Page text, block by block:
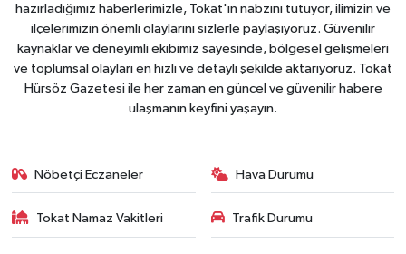
hazırladığımız haberlerimizle, Tokat'ın nabzını tutuyor, ilimizin ve
ilçelerimizin önemli olaylarını sizlerle paylaşıyoruz. Güvenilir
kaynaklar ve deneyimli ekibimiz sayesinde, bölgesel gelişmeleri
ve toplumsal olayları en hızlı ve detaylı şekilde aktarıyoruz. Tokat
Hürsöz Gazetesi ile her zaman en güncel ve güvenilir habere
ulaşmanın keyfini yaşayın.
Nöbetçi Eczaneler Hava Durumu
Tokat Namaz Vakitleri Trafik Durumu